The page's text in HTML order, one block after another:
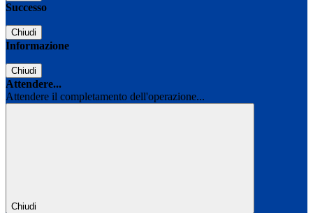
Successo
Chiudi
Informazione
Chiudi
Attendere...
Attendere il completamento dell'operazione...
Chiudi